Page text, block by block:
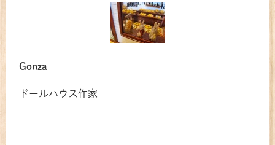
Gonza
ドールハウス作家